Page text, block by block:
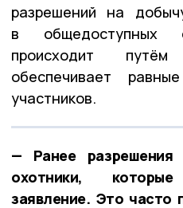
разрешений на
в общедоступных
происходит
обеспечивает
участников.
— Ранее разрешения
охотники,
заявление. Это часто